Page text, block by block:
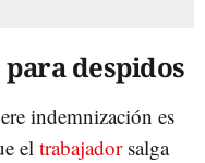
despidos
indemnización es
el trabajador salga